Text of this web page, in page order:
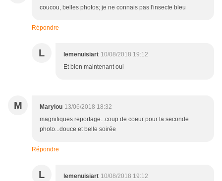
coucou, belles photos; je ne connais pas l'insecte bleu
Répondre
L lemenuisiart 10/08/2018 19:12
Et bien maintenant oui
M Marylou 13/06/2018 18:32
magnifiques reportage...coup de coeur pour la seconde
photo...douce et belle soirée
Répondre
L lemenuisiart 10/08/2018 19:12